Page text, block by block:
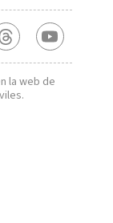
la web de